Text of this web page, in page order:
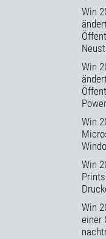
Win
Win
Win
Win
Win
einer